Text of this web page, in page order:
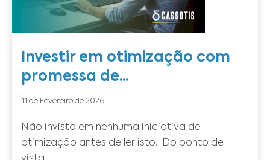
Investir em otimização com
promessa de...
11 de Fevereiro de 2026
Não invista em nenhuma iniciativa de
otimização antes de ler isto. Do ponto de